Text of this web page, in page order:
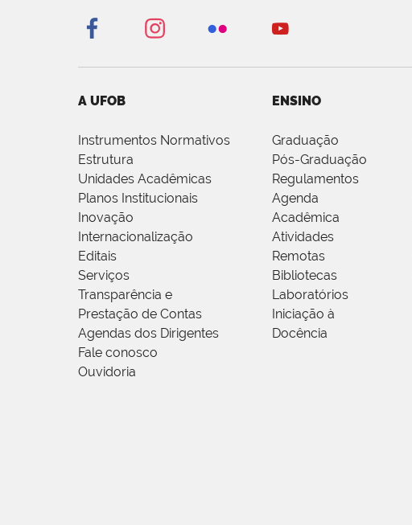
A UFOB
Instrumentos Normativos
Estrutura
Unidades Acadêmicas
Planos Institucionais
Inovação
Internacionalização
Editais
Serviços
Transparência e
Prestação de Contas
Agendas dos Dirigentes
Fale conosco
Ouvidoria
ENSINO
Graduação
Pós-Graduação
Regulamentos
Agenda
Acadêmica
Atividades
Remotas
Bibliotecas
Laboratórios
Iniciação à
Docência